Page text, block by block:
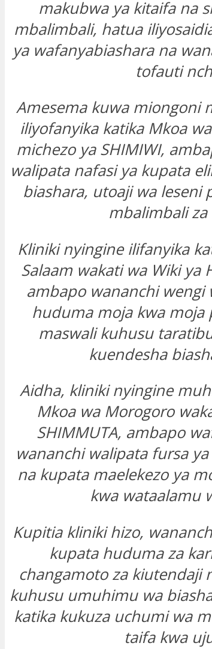
makubwa ya kitaifa na
mbalimbali, hatua
ya wafanyabiashara na
tofauti
Amesema kuwa miongoni
iliyofanyika katika Mkoa wa
michezo ya SHIMIWI,
walipata nafasi ya kupata
biashara, utoaji wa leseni
mbalimbali za
Kliniki nyingine ilifanyika
Salaam wakati wa Wiki ya
ambapo wananchi wengi
huduma moja kwa moja
maswali kuhusu
kuendesha
Aidha, kliniki nyingine
Mkoa wa Morogoro
SHIMMUTA, ambapo
wananchi walipata fursa
na kupata maelekezo ya
kwa wataalamu
Kupitia kliniki hizo,
kupata huduma za
changamoto za kiutendaji
kuhusu umuhimu wa
katika kukuza uchumi wa
taifa kwa